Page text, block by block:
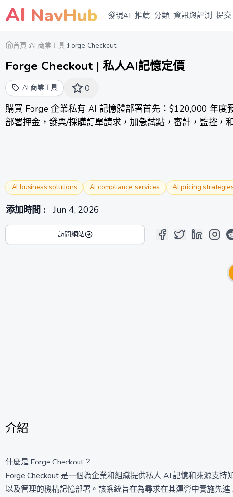
AI NavHub 發現AI 推薦 分類 資訊與評測 提交
首頁 AI 商業工具 Forge Checkout
Forge Checkout | 私人AI記憶定價
AI 商業工具 0
購買 Forge 企業私有 AI 記憶體部署首先：$120,000 年
部署押金，發票/採購訂單請求，加急試點，審計，監控，
AI business solutions AI compliance services AI pricing strategies
添加時間 : Jun 4, 2026
訪問網站
介紹
什麼是 Forge Checkout？
Forge Checkout 是一個為企業和組織提供私人 AI 記憶和來源支
以及管理的機構記憶部署。該系統旨在為尋求在其運營中實施先